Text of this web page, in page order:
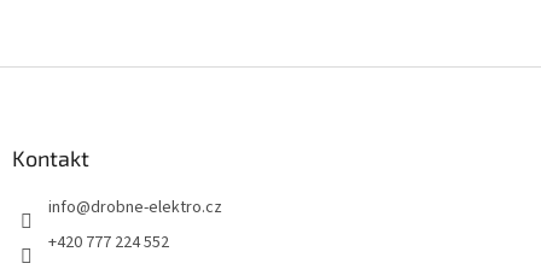
Kontakt
info@drobne-elektro.cz
+420 777 224 552